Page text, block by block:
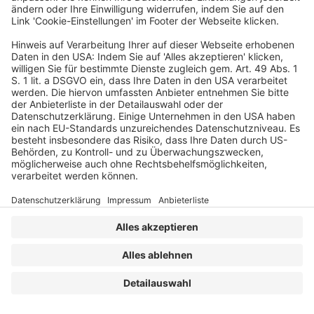
Arbeitsrecht
VERLAG
KONTAKT
IMPRESSUM
MEDIADATEN
DATENSCHUTZ